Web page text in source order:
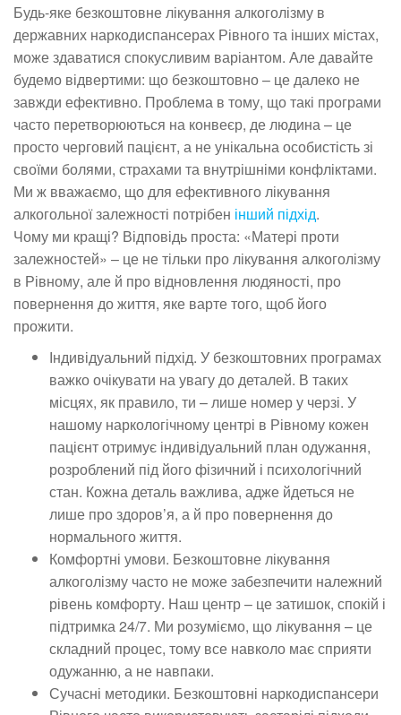
Будь-яке безкоштовне лікування алкоголізму в
державних наркодиспансерах Рівного та інших містах,
може здаватися спокусливим варіантом. Але давайте
будемо відвертими: що безкоштовно – це далеко не
завжди ефективно. Проблема в тому, що такі програми
часто перетворюються на конвеєр, де людина – це
просто черговий пацієнт, а не унікальна особистість зі
своїми болями, страхами та внутрішніми конфліктами.
Ми ж вважаємо, що для ефективного лікування
алкогольної залежності потрібен інший підхід.
Чому ми кращі? Відповідь проста: «Матері проти
залежностей» – це не тільки про лікування алкоголізму
в Рівному, але й про відновлення людяності, про
повернення до життя, яке варте того, щоб його
прожити.
Індивідуальний підхід. У безкоштовних програмах
важко очікувати на увагу до деталей. В таких
місцях, як правило, ти – лише номер у черзі. У
нашому наркологічному центрі в Рівному кожен
пацієнт отримує індивідуальний план одужання,
розроблений під його фізичний і психологічний
стан. Кожна деталь важлива, адже йдеться не
лише про здоров’я, а й про повернення до
нормального життя.
Комфортні умови. Безкоштовне лікування
алкоголізму часто не може забезпечити належний
рівень комфорту. Наш центр – це затишок, спокій і
підтримка 24/7. Ми розуміємо, що лікування – це
складний процес, тому все навколо має сприяти
одужанню, а не навпаки.
Сучасні методики. Безкоштовні наркодиспансери